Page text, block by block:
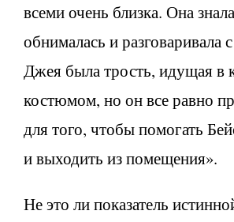
всеми очень близка. Она
обнималась и разговаривала
Джея была трость, идущая в
костюмом, но он все равно
для того, чтобы помогать
и выходить из помещения».
Не это ли показатель